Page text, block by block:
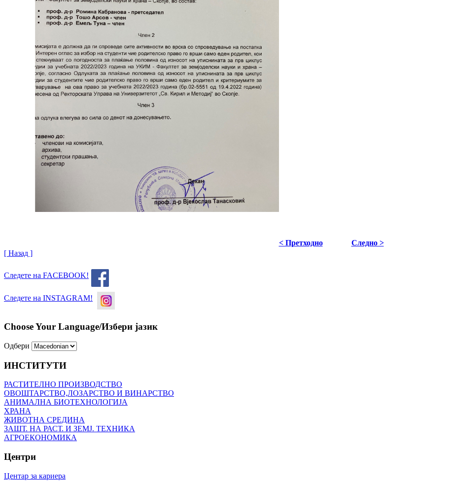
< Претходно
Следно >
[ Назад ]
Следете на FACEBOOK!
Следете на INSTAGRAM!
Choose Your Language/Избери јазик
Одбери
ИНСТИТУТИ
РАСТИТЕЛНО ПРОИЗВОДСТВО
ОВОШТАРСТВО,ЛОЗАРСТВО И ВИНАРСТВО
АНИМАЛНА БИОТЕХНОЛОГИЈА
ХРАНА
ЖИВОТНА СРЕДИНА
ЗАШТ. НА РАСТ. И ЗЕМЈ. ТЕХНИКА
АГРОЕКОНОМИКА
Центри
Центар за кариера